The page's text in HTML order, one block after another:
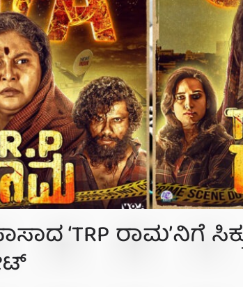
‘TRP ರಾಮ’ನಿಗೆ